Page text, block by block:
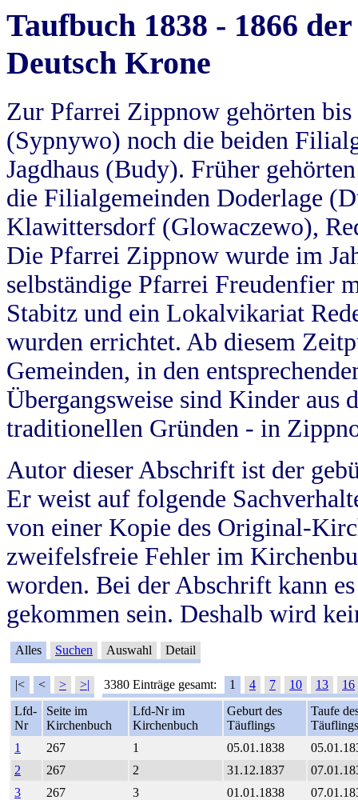
Taufbuch 1838 - 1866
Deutsch Krone
Zur Pfarrei Zippnow gehörten
(Sypnywo) noch die beiden
Jagdhaus (Budy). Früher
die Filialgemeinden Doderlage
Klawittersdorf (Glowaczewo),
Die Pfarrei Zippnow wurde im
selbständige Pfarrei Freudenfier
Stabitz und ein Lokalvikariat
wurden errichtet. Ab diesem
Gemeinden, in den
Übergangsweise sind Kinder aus
traditionellen Gründen - in
Autor dieser Abschrift ist der
Er weist auf folgende
von einer Kopie des Original-
zweifelsfreie Fehler im
worden. Bei der Abschrift kann
gekommen sein. Deshalb wird
Alles Suchen Auswahl Detail
|< < > >| 3380 Einträge gesamt: 1 4 7 10 13
16
Lfd-
Nr
Seite im
Kirchenbuch
Lfd-Nr im
Kirchenbuch
Geburt des
Täuflings
Taufe
Täuflings
1
267 1 05.01.1838
2
267 2 31.12.1837
3
267 3 01.01.1838